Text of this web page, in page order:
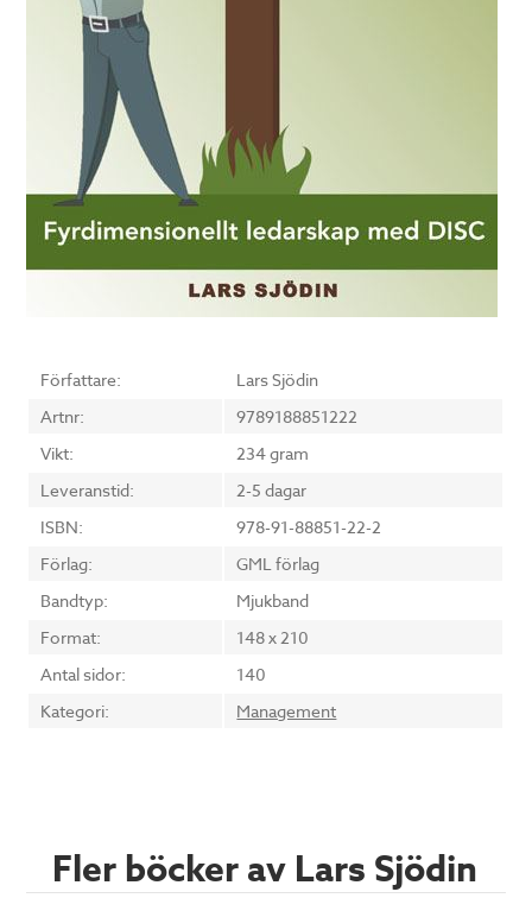
Författare:
Lars Sjödin
Artnr:
9789188851222
Vikt:
234 gram
Leveranstid:
2-5 dagar
ISBN:
978-91-88851-22-2
Förlag:
GML förlag
Bandtyp:
Mjukband
Format:
148 x 210
Antal sidor:
140
Kategori:
Management
Fler böcker av Lars Sjödin